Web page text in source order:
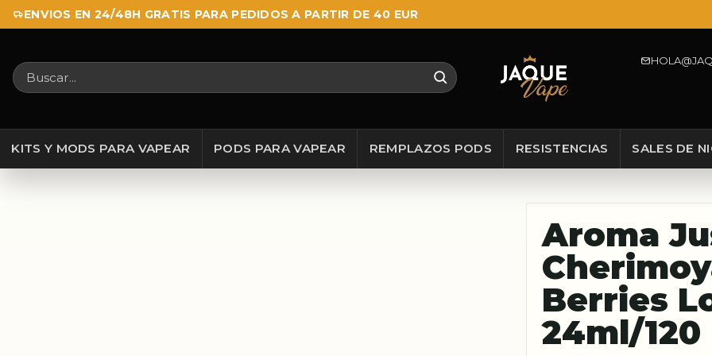
Saltar al contenido
ENVIOS EN 24/48H GRATIS PARA PEDIDOS A PARTIR DE 40 EUR
Buscar productos
KITS Y MODS PARA VAPEAR PODS PARA VAPEAR REMPLAZOS PODS RESISTENCIAS SALES DE
Aroma
Berries
24ml/120